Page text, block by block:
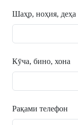
Шаҳр, ноҳия, деҳа
Кӯча, бино, хона
Рақами телефон